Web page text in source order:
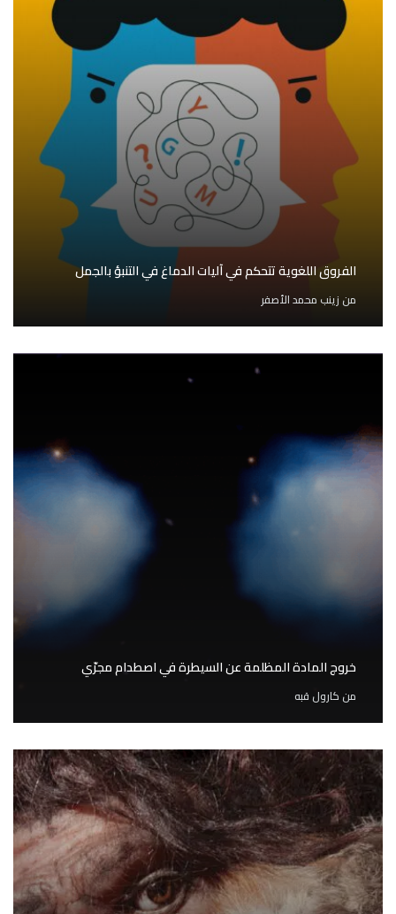
الفروق اللغوية تتحكم في آليات الدماغ في التنبؤ بالجمل
من زينب محمد الأصفر
خروج المادة المظلمة عن السيطرة في اصطدام مجرّي
من كارول قبه